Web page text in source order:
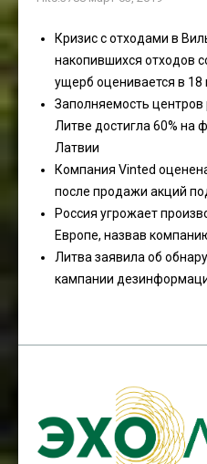
Кризис с отходами в
накопившихся отходов
ущерб оценивается в 18
Заполняемость
Литве достигла 60% на
Латвии
Компания Vinted
после продажи акций
Россия угрожает
Европе, назвав
Литва заявила об
кампании